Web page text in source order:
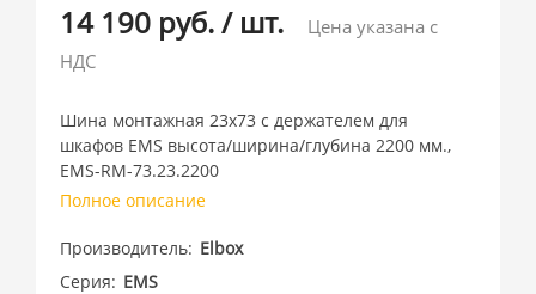
14 190 руб./ шт.
Цена указана с
НДС
Шина монтажная 23х73 с держателем для
шкафов EMS высота/ширина/глубина 2200 мм.,
EMS-RM-73.23.2200
Полное описание
Производитель Elbox
Серия
EMS